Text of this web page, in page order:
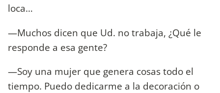
loca…
—Muchos dicen que Ud. no trabaja, ¿Qué le
responde a esa gente?
—Soy una mujer que genera cosas todo el
tiempo. Puedo dedicarme a la decoración o